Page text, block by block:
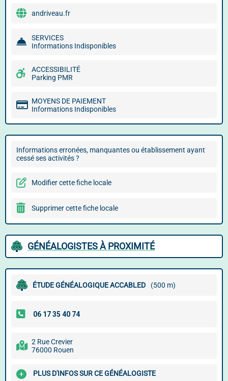
andriveau.fr
SERVICES
Informations Indisponibles
ACCESSIBILITÉ
Parking PMR
MOYENS DE PAIEMENT
Informations Indisponibles
Informations erronées, manquantes ou établissement ayant
cessé ses activités ?
Modifier cette fiche locale
Supprimer cette fiche locale
GÉNÉALOGISTES À PROXIMITÉ
ÉTUDE GÉNÉALOGIQUE ACCABLED (500 m)
2 Rue Crevier
76000 Rouen
PLUS D'INFOS SUR CE GÉNÉALOGISTE